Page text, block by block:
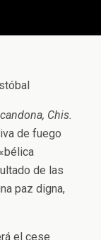
Chis.
de fuego
de las
paz digna,
el cese